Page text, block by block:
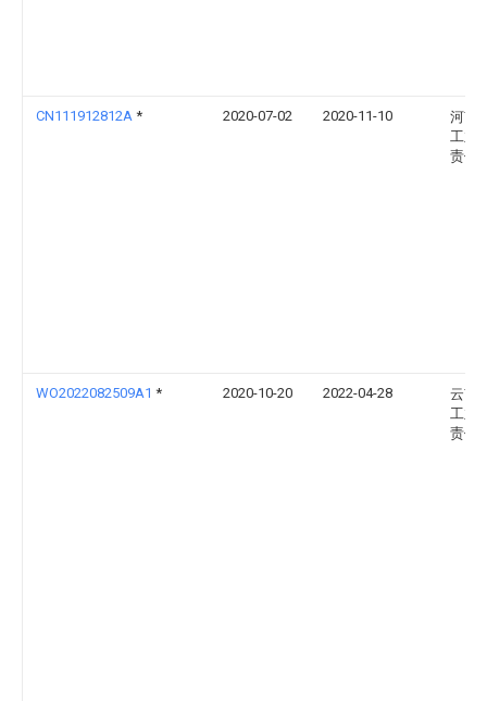
CN111912812A * 2020-07-02 2020-11-10
河南
工业
责任
WO2022082509A1 * 2020-10-20 2022-04-28
云南
工业
责任